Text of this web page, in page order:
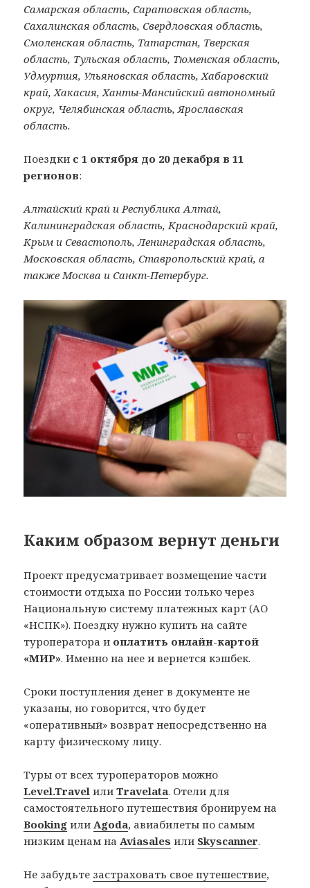
Самарская область, Саратовская область,
Сахалинская область, Свердловская область,
Смоленская область, Татарстан, Тверская
область, Тульская область, Тюменская область,
Удмуртия, Ульяновская область, Хабаровский
край, Хакасия, Ханты-Мансийский автономный
округ, Челябинская область, Ярославская
область.
Поездки с 1 октября до 20 декабря в 11
регионов:
Алтайский край и Республика Алтай,
Калининградская область, Краснодарский край,
Крым и Севастополь, Ленинградская область,
Московская область, Ставропольский край, а
также Москва и Санкт-Петербург.
Каким образом вернут деньги
Проект предусматривает возмещение части
стоимости отдыха по России только через
Национальную систему платежных карт (АО
«НСПК»). Поездку нужно купить на сайте
туроператора и оплатить онлайн-картой
«МИР». Именно на нее и вернется кэшбек.
Сроки поступления денег в документе не
указаны, но говорится, что будет
«оперативный» возврат непосредственно на
карту физическому лицу.
Туры от всех туроператоров можно
Level.Travel илиTravelata. Отели для
самостоятельного путешествия бронируем на
Booking илиAgoda, авиабилеты по самым
низким ценам наAviasales или Skyscanner.
Не забудьте застраховать свое путешествие,